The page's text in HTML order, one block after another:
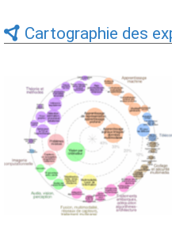
Cartographie des
Expertises du GdR -
cartographie par Axes -
19/09/2025